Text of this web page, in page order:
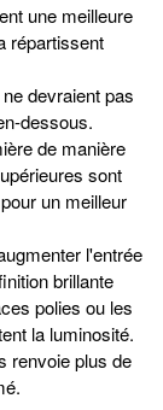
une meilleure
répartissent
devraient pas
dessous.
de manière
sont
un meilleur
l'entrée
brillante
polies ou les
la luminosité.
renvoie plus de